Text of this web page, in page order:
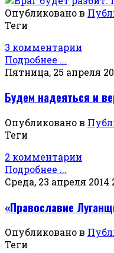
Опубликовано в
Теги
3 комментарии
Подробнее ...
Пятница, 25 апреля
Будем надеяться и
Опубликовано в
Теги
2 комментарии
Подробнее ...
Среда, 23 апреля 2014
«Православие
Опубликовано в
Теги